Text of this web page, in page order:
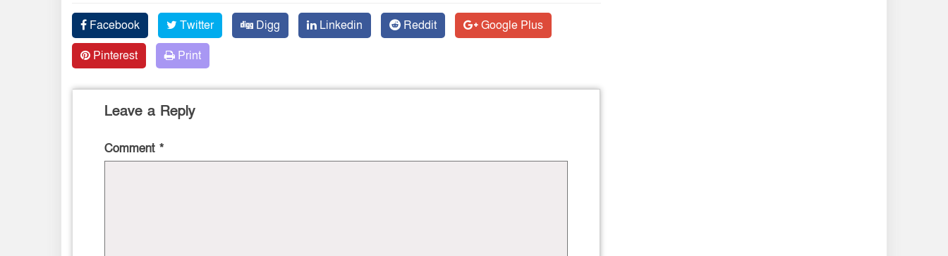
Facebook Twitter Digg Linkedin Reddit
Google Plus
Pinterest
Print
Leave a Reply
Comment *